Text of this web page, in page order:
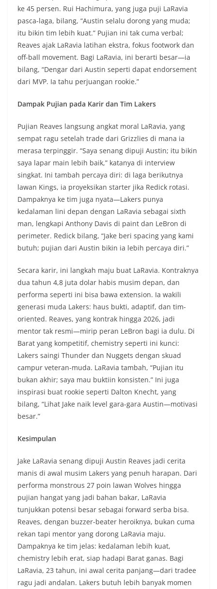
ke 45 persen. Rui Hachimura, yang juga puji LaRavia
pasca-laga, bilang, “Austin selalu dorong yang muda;
itu bikin tim lebih kuat.” Pujian ini tak cuma verbal;
Reaves ajak LaRavia latihan ekstra, fokus footwork dan
off-ball movement. Bagi LaRavia, ini berarti besar—ia
bilang, “Dengar dari Austin seperti dapat endorsement
dari MVP. Ia tahu perjuangan rookie.”
Dampak Pujian pada Karir dan Tim Lakers
Pujian Reaves langsung angkat moral LaRavia, yang
sempat ragu setelah trade dari Grizzlies di mana ia
merasa terpinggir. “Saya senang dipuji Austin; itu bikin
saya lapar main lebih baik,” katanya di interview
singkat. Ini tambah percaya diri: di laga berikutnya
lawan Kings, ia proyeksikan starter jika Redick rotasi.
Dampaknya ke tim juga nyata—Lakers punya
kedalaman lini depan dengan LaRavia sebagai sixth
man, lengkapi Anthony Davis di paint dan LeBron di
perimeter. Redick bilang, “Jake beri spacing yang kami
butuh; pujian dari Austin bikin ia lebih percaya diri.”
Secara karir, ini langkah maju buat LaRavia. Kontraknya
dua tahun 4,8 juta dolar habis musim depan, dan
performa seperti ini bisa bawa extension. Ia wakili
generasi muda Lakers: haus bukti, adaptif, dan tim-
oriented. Reaves, yang kontrak hingga 2026, jadi
mentor tak resmi—mirip peran LeBron bagi ia dulu. Di
Barat yang kompetitif, chemistry seperti ini kunci:
Lakers saingi Thunder dan Nuggets dengan skuad
campur veteran-muda. LaRavia tambah, “Pujian itu
bukan akhir; saya mau buktiin konsisten.” Ini juga
inspirasi buat rookie seperti Dalton Knecht, yang
bilang, “Lihat Jake naik level gara-gara Austin—motivasi
besar.”
Kesimpulan
Jake LaRavia senang dipuji Austin Reaves jadi cerita
manis di awal musim Lakers yang penuh harapan. Dari
performa monstrous 27 poin lawan Wolves hingga
pujian hangat yang jadi bahan bakar, LaRavia
tunjukkan potensi besar sebagai forward serba bisa.
Reaves, dengan buzzer-beater heroiknya, bukan cuma
rekan tapi mentor yang dorong LaRavia maju.
Dampaknya ke tim jelas: kedalaman lebih kuat,
chemistry lebih erat, siap hadapi Barat ganas. Bagi
LaRavia, 23 tahun, ini awal cerita panjang—dari tradee
ragu jadi andalan. Lakers butuh lebih banyak momen